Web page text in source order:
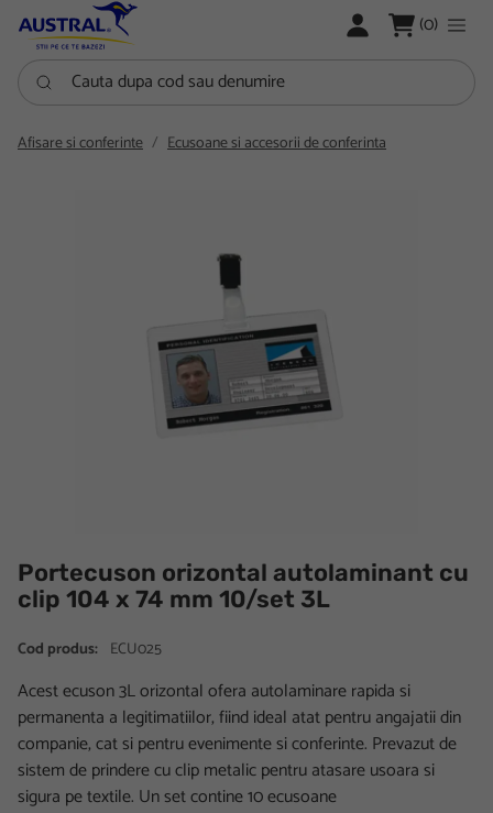
LOGARE (0)
Cauta dupa cod sau denumire
Afisare si conferinte Ecusoane si accesorii de conferinta
Portecuson orizontal autolaminant cu
clip 104 x 74 mm 10/set 3L
Cod produs: ECU025
Acest ecuson 3L orizontal ofera autolaminare rapida si
permanenta a legitimatiilor, fiind ideal atat pentru angajatii din
companie, cat si pentru evenimente si conferinte. Prevazut de
sistem de prindere cu clip metalic pentru atasare usoara si
sigura pe textile. Un set contine 10 ecusoane